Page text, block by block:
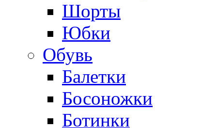
Шорты
Юбки
Обувь
Балетки
Босоножки
Ботинки